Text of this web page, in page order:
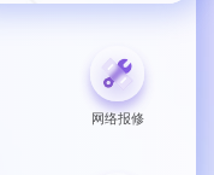
网络报修